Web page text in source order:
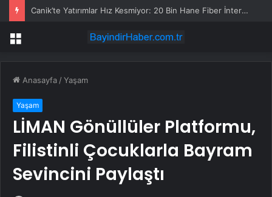
Canik’te Yatırımlar Hız Kesmiyor: 20 Bin Hane Fiber İnternete Kavuşuyor
Menü
Anasayfa /Yaşam
Yaşam
LİMAN Gönüllüler Platformu,
Filistinli Çocuklarla Bayram
Sevincini Paylaştı